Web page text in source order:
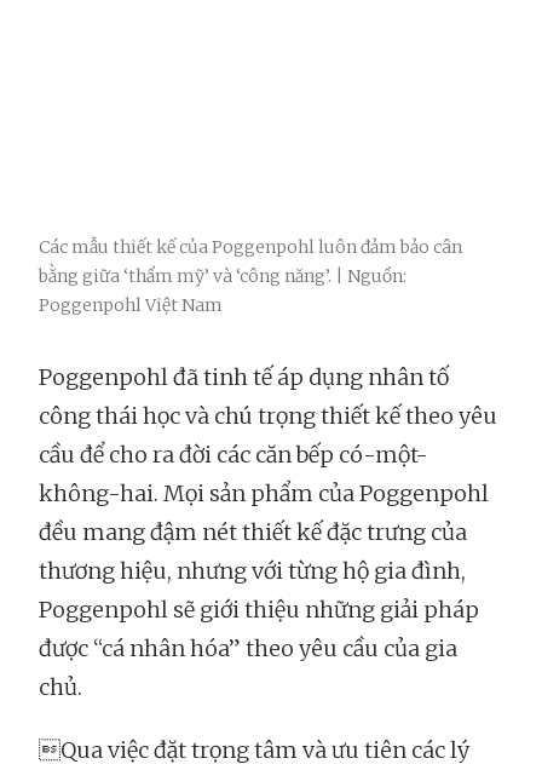
Các mẫu thiết kế của Poggenpohl luôn đảm bảo cân
bằng giữa ‘thẩm mỹ’ và ‘công năng’. | Nguồn:
Poggenpohl Việt Nam
Poggenpohl đã tinh tế áp dụng nhân tố
công thái học và chú trọng thiết kế theo yêu
cầu để cho ra đời các căn bếp có-một-
không-hai. Mọi sản phẩm của Poggenpohl
đều mang đậm nét thiết kế đặc trưng của
thương hiệu, nhưng với từng hộ gia đình,
Poggenpohl sẽ giới thiệu những giải pháp
được “cá nhân hóa” theo yêu cầu của gia
chủ.
Qua việc đặt trọng tâm và ưu tiên các lý